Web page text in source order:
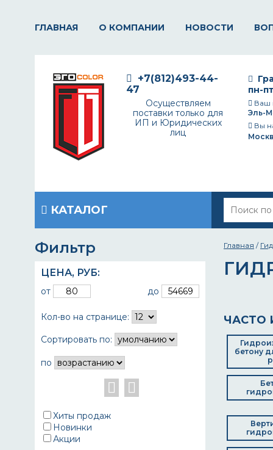
ГЛАВНАЯ О КОМПАНИИ НОВОСТИ
пн-
Ваш
Эль-
Вы
+7(812)493-44-
47
Осуществляем
поставки только для
ИП и Юридических
лиц
КАТАЛОГ
Фильтр
ЦЕНА, РУБ:
от до
Кол-во на странице:
Сортировать по:
по
Хиты продаж
Новинки
Акции
Главная /
ЧАСТО
бетону